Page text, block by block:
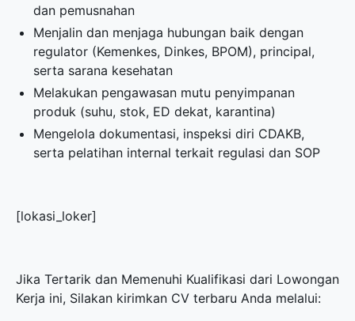
dan pemusnahan
Menjalin dan menjaga hubungan baik dengan
regulator (Kemenkes, Dinkes, BPOM), principal,
serta sarana kesehatan
Melakukan pengawasan mutu penyimpanan
produk (suhu, stok, ED dekat, karantina)
Mengelola dokumentasi, inspeksi diri CDAKB,
serta pelatihan internal terkait regulasi dan SOP
[lokasi_loker]
Jika Tertarik dan Memenuhi Kualifikasi dari Lowongan
Kerja ini, Silakan kirimkan CV terbaru Anda melalui: